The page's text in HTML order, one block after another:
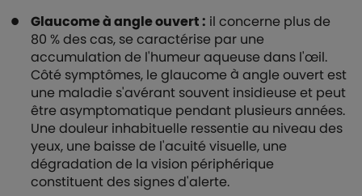
Glaucome à angle ouvert : il concerne plus de
80 % des cas, se caractérise par une
accumulation de l'humeur aqueuse dans l'œil.
Côté symptômes, le glaucome à angle ouvert est
une maladie s'avérant souvent insidieuse et peut
être asymptomatique pendant plusieurs années.
Une douleur inhabituelle ressentie au niveau des
yeux, une baisse de l'acuité visuelle, une
dégradation de la vision périphérique
constituent des signes d'alerte.